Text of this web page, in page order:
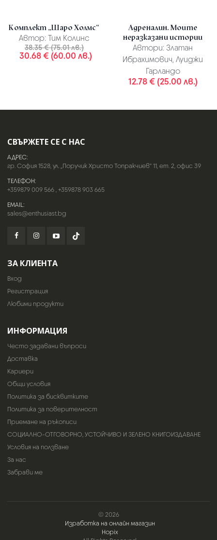
Комплект „Шаро Холмс“
Автор: Тим Колинс
38.35 € (75.01 лв.)
30.68 € (60.00 лв.)
Адреналин. Моите
неразказани истории
Автори: Златан
Ибрахимович, Луиджи
Гарландо
12.78 € (25.00 лв.)
СВЪРЖЕТЕ СЕ С НАС
АДРЕС:
гр. София 1528, ул. „Поручик Христо Топракчиев“ 11, ет. 2, офис 39
ТЕЛЕФОН:
+359879 009 566,+359878 903 665
EMAIL:
sales@enthusiast.bg
ЗА КЛИЕНТА
Вход
Регистрация
Любими продукти
ИНФОРМАЦИЯ
Често задавани въпроси
Доставка
Кариери
Общи условия
Политика за бисквитките
Политика за поверителност
Приемане на ръкописи
СОЦИАЛНО-ОТГОВОРНО, УСТОЙЧИВО И ЗЕЛЕНО КНИГОИЗДАВАНЕ
Условия на ползване
За нас
Забрави ме
© 2026
Изработка на онлайн магазин
Hopix